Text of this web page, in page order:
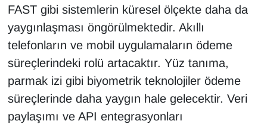
FAST gibi sistemlerin küresel ölçekte daha da
yaygınlaşması öngörülmektedir. Akıllı
telefonların ve mobil uygulamaların ödeme
süreçlerindeki rolü artacaktır. Yüz tanıma,
parmak izi gibi biyometrik teknolojiler ödeme
süreçlerinde daha yaygın hale gelecektir. Veri
paylaşımı ve API entegrasyonları